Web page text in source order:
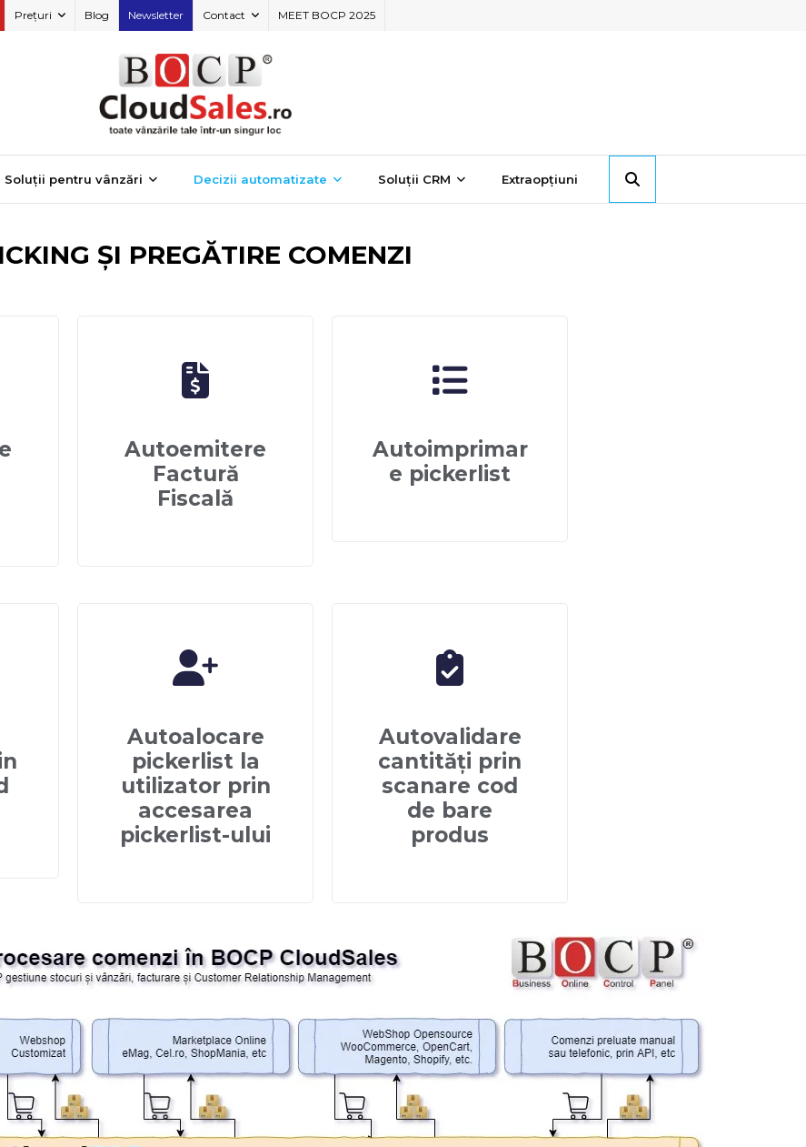
Prețuri Blog Newsletter Contact MEET BOCP 2025
Soluții pentru vânzări Decizii automatizate Soluții CRM Extraopțiuni
ȘI PREGĂTIRE COMENZI
Autoemitere
Factură
Fiscală
Autoimprimar
e pickerlist
Autoalocare
pickerlist la
utilizator prin
accesarea
pickerlist-ului
Autovalidare
cantități prin
scanare cod
de bare
produs